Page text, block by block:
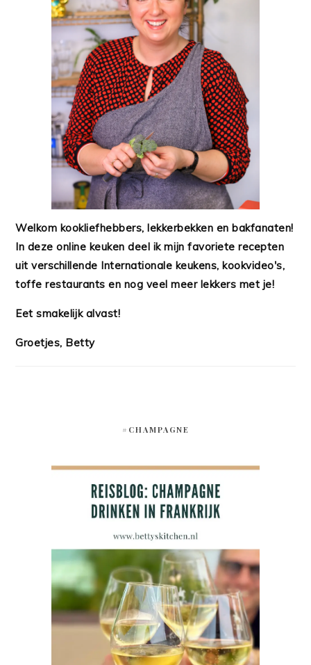
Welkom kookliefhebbers, lekkerbekken en bakfanaten!
In deze online keuken deel ik mijn favoriete recepten
uit verschillende Internationale keukens, kookvideo's,
toffe restaurants en nog veel meer lekkers met je!
Eet smakelijk alvast!
Groetjes, Betty
#CHAMPAGNE